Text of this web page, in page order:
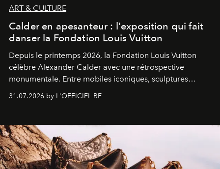
ART & CULTURE
Calder en apesanteur : l'exposition qui fait
danser la Fondation Louis Vuitton
Depuis le printemps 2026, la Fondation Louis Vuitton
célèbre Alexander Calder avec une rétrospective
monumentale. Entre mobiles iconiques, sculptures
monumentales et poésie du mouvement, l'artiste
américain investit les espaces imaginés par Frank Gehry
sculpture.
31.07.2026 by L'OFFICIEL BE